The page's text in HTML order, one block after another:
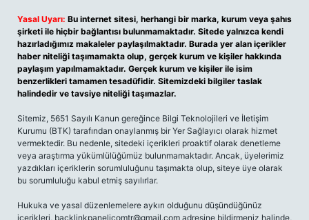
Yasal Uyarı: Bu internet sitesi, herhangi bir marka, kurum veya şahıs
şirketi ile hiçbir bağlantısı bulunmamaktadır. Sitede yalnızca kendi
hazırladığımız makaleler paylaşılmaktadır. Burada yer alan içerikler
haber niteliği taşımamakta olup, gerçek kurum ve kişiler hakkında
paylaşım yapılmamaktadır. Gerçek kurum ve kişiler ile isim
benzerlikleri tamamen tesadüfidir. Sitemizdeki bilgiler taslak
halindedir ve tavsiye niteliği taşımazlar.
Sitemiz, 5651 Sayılı Kanun gereğince Bilgi Teknolojileri ve İletişim
Kurumu (BTK) tarafından onaylanmış bir Yer Sağlayıcı olarak hizmet
vermektedir. Bu nedenle, sitedeki içerikleri proaktif olarak denetleme
veya araştırma yükümlülüğümüz bulunmamaktadır. Ancak, üyelerimiz
yazdıkları içeriklerin sorumluluğunu taşımakta olup, siteye üye olarak
bu sorumluluğu kabul etmiş sayılırlar.
Hukuka ve yasal düzenlemelere aykırı olduğunu düşündüğünüz
içerikleri, backlinkpanelicomtr@gmail.com adresine bildirmeniz halinde,